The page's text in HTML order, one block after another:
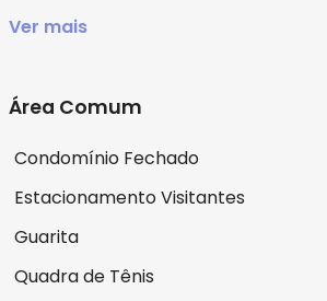
Ver mais
Área Comum
Condomínio Fechado
Estacionamento Visitantes
Guarita
Quadra de Tênis